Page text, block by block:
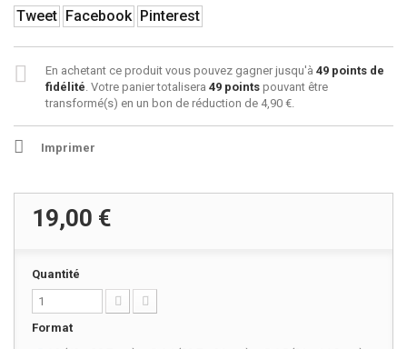
Tweet Facebook Pinterest
En achetant ce produit vous pouvez gagner jusqu'à 49 points de
fidélité. Votre panier totalisera 49 points pouvant être
transformé(s) en un bon de réduction de 4,90 €.
Imprimer
19,00 €
Quantité
Format